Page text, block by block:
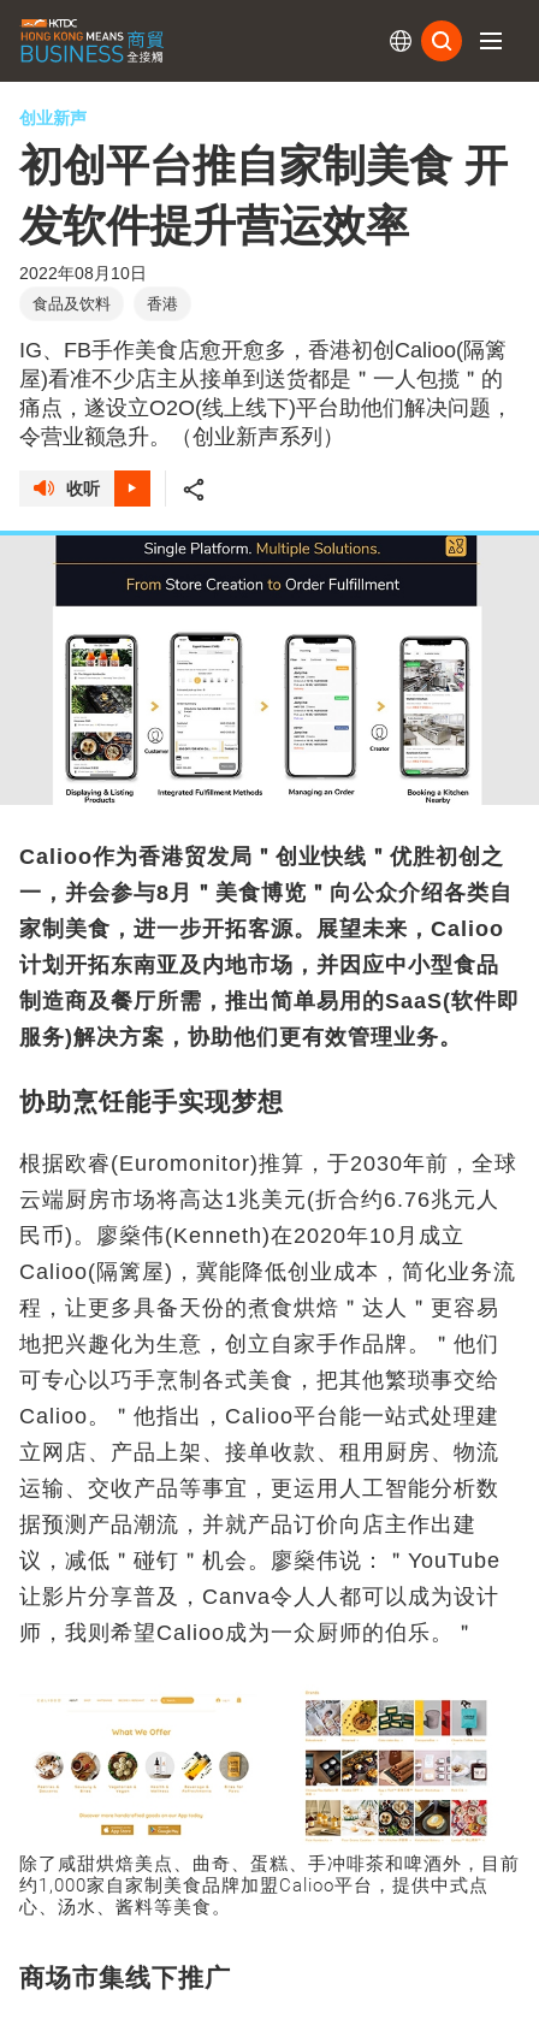
创业新声
初创平台推自家制美食 开
发软件提升营运效率
2022年08月10日
食品及饮料 香港
IG、FB手作美食店愈开愈多，香港初创Calioo(隔篱
屋)看准不少店主从接单到送货都是＂一人包揽＂的
痛点，遂设立O2O(线上线下)平台助他们解决问题，
令营业额急升。（创业新声系列）
收听
Calioo作为香港贸发局＂创业快线＂优胜初创之
一，并会参与8月＂美食博览＂向公众介绍各类自
家制美食，进一步开拓客源。展望未来，Calioo
计划开拓东南亚及内地市场，并因应中小型食品
制造商及餐厅所需，推出简单易用的SaaS(软件即
服务)解决方案，协助他们更有效管理业务。
协助烹饪能手实现梦想
根据欧睿(Euromonitor)推算，于2030年前，全球
云端厨房市场将高达1兆美元(折合约6.76兆元人
民币)。廖燊伟(Kenneth)在2020年10月成立
Calioo(隔篱屋)，冀能降低创业成本，简化业务流
程，让更多具备天份的煮食烘焙＂达人＂更容易
地把兴趣化为生意，创立自家手作品牌。＂他们
可专心以巧手烹制各式美食，把其他繁琐事交给
Calioo。＂他指出，Calioo平台能一站式处理建
立网店、产品上架、接单收款、租用厨房、物流
运输、交收产品等事宜，更运用人工智能分析数
据预测产品潮流，并就产品订价向店主作出建
议，减低＂碰钉＂机会。廖燊伟说：＂YouTube
让影片分享普及，Canva令人人都可以成为设计
师，我则希望Calioo成为一众厨师的伯乐。＂
除了咸甜烘焙美点、曲奇、蛋糕、手冲啡茶和啤酒外，目前
约1,000家自家制美食品牌加盟Calioo平台，提供中式点
心、汤水、酱料等美食。
商场市集线下推广